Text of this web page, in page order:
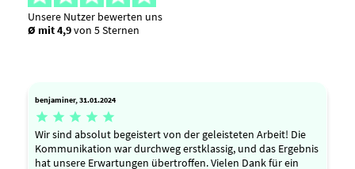
Unsere Nutzer bewerten uns
Ø mit 4,9von 5 Sternen
benjaminer, 31.01.2024
    
Wir sind absolut begeistert von der geleisteten Arbeit! Die
Kommunikation war durchweg erstklassig, und das Ergebnis
hat unsere Erwartungen übertroffen. Vielen Dank für ein